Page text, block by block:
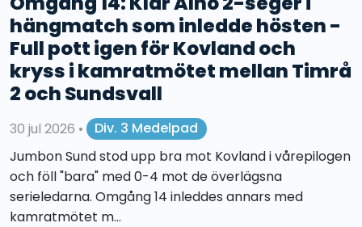
hängmatch som inledde hösten -
Full pott igen för Kovland och
kryss i kamratmötet mellan Timrå
2 och Sundsvall
30 jul 2026 •
Div. 3 Medelpad
Jumbon Sund stod upp bra mot Kovland i vårepilogen
och föll "bara" med 0-4 mot de överlägsna
serieledarna. Omgång 14 inleddes annars med
kamratmötet m...